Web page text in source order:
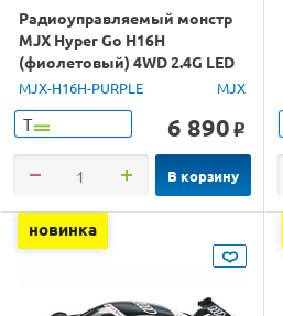
Радиоуправляемый монстр
MJX Hyper Go H16H
(фиолетовый) 4WD 2.4G LED
GPS 1/16 RTR
MJX-H16H-PURPLE MJX
Т 6 890 o
В корзину
новинка